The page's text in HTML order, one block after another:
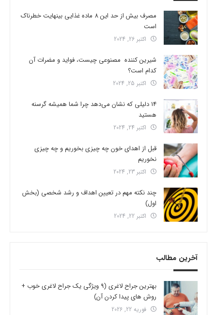
مصرف بیش از حد این 8 ماده غذایی بینهایت خطرناک
است
اکتبر 26, 2024
شیرین کننده مصنوعی چیست، فواید و مضرات آن
کدام است؟
اکتبر 25, 2024
14 دلیلی که نشان می‌دهد چرا شما همیشه گرسنه
هستید
اکتبر 24, 2024
قبل از اهدای خون چه چیزی بخوریم و چه چیزی
نخوریم
اکتبر 23, 2024
چند نکته مهم در تعیین اهداف و رشد شخصی (بخش
اول)
اکتبر 22, 2024
آخرین مطالب
بهترین جراح لاغری (9 ویژگی یک جراح لاغری خوب +
روش های پیدا کردن آن)
فوریه 22, 2026